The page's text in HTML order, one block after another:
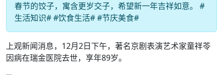
春节的饺子，寓含更岁交子，希望新一年吉祥如意。 #
生活知识# #饮食生活# #节庆美食#
上观新闻消息，12月2日下午，著名京剧表演艺术家童祥苓
因病在瑞金医院去世，享年89岁。